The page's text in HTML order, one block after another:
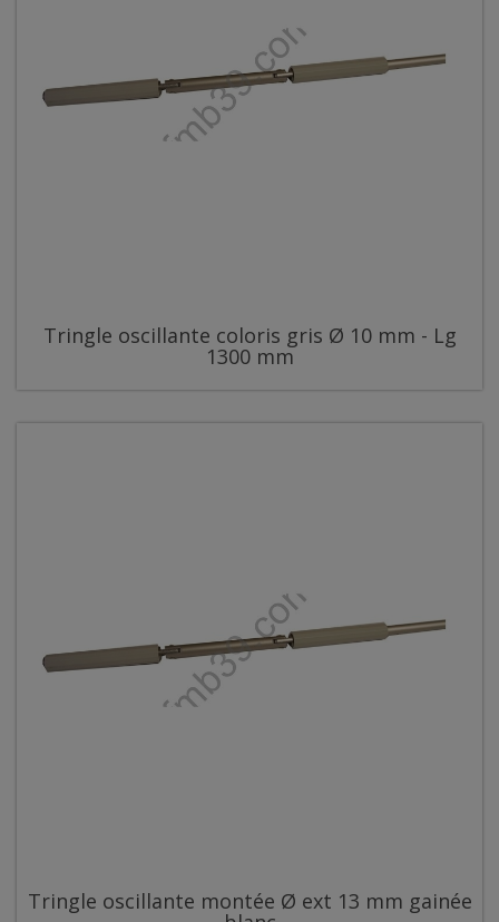
Tringle oscillante coloris gris Ø 10 mm - Lg
1300 mm
Tringle oscillante montée Ø ext 13 mm gainée